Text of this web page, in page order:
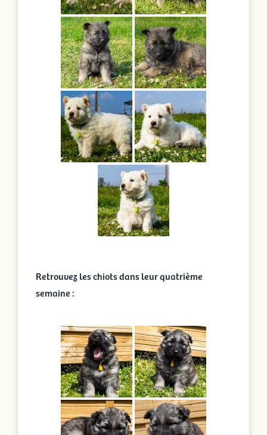
Retrouvez les chiots dans leur quatrième
semaine :